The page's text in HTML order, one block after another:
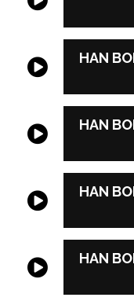
HAN
HAN
HAN
HAN